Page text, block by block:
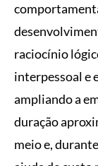
raciocínio
interpessoal e
ampliando a
duração
meio e,